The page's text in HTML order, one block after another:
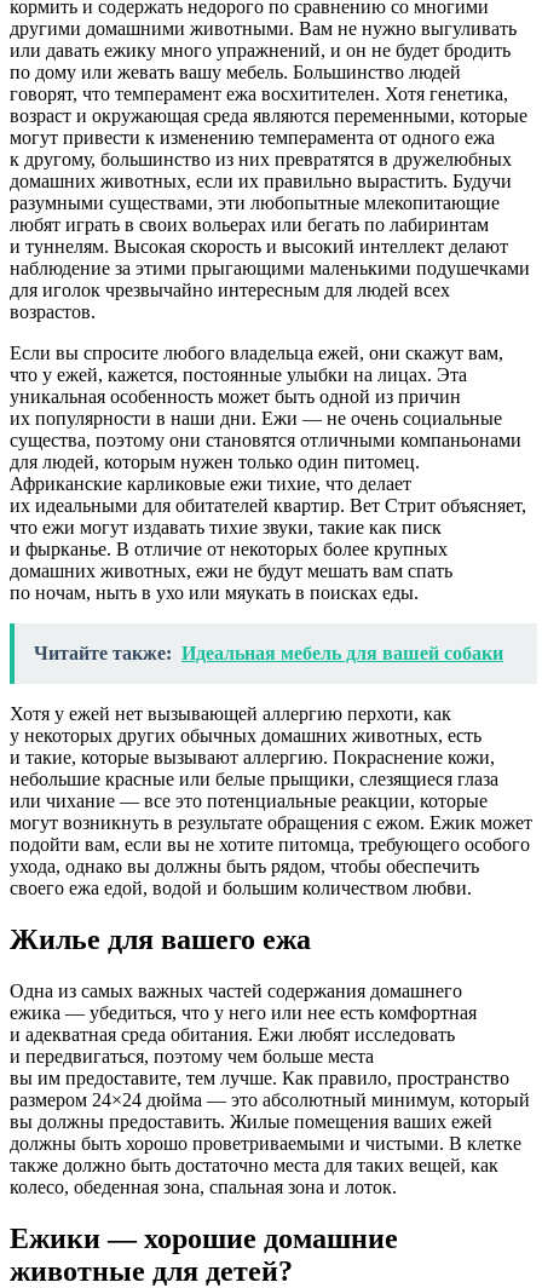
кормить и содержать недорого по сравнению со многими
другими домашними животными. Вам не нужно выгуливать
или давать ежику много упражнений, и он не будет бродить
по дому или жевать вашу мебель. Большинство людей
говорят, что темперамент ежа восхитителен. Хотя генетика,
возраст и окружающая среда являются переменными, которые
могут привести к изменению темперамента от одного ежа
к другому, большинство из них превратятся в дружелюбных
домашних животных, если их правильно вырастить. Будучи
разумными существами, эти любопытные млекопитающие
любят играть в своих вольерах или бегать по лабиринтам
и туннелям. Высокая скорость и высокий интеллект делают
наблюдение за этими прыгающими маленькими подушечками
для иголок чрезвычайно интересным для людей всех
возрастов.
Если вы спросите любого владельца ежей, они скажут вам,
что у ежей, кажется, постоянные улыбки на лицах. Эта
уникальная особенность может быть одной из причин
их популярности в наши дни. Ежи — не очень социальные
существа, поэтому они становятся отличными компаньонами
для людей, которым нужен только один питомец.
Африканские карликовые ежи тихие, что делает
их идеальными для обитателей квартир. Вет Стрит объясняет,
что ежи могут издавать тихие звуки, такие как писк
и фырканье. В отличие от некоторых более крупных
домашних животных, ежи не будут мешать вам спать
по ночам, ныть в ухо или мяукать в поисках еды.
Читайте также: Идеальная мебель для вашей собаки
Хотя у ежей нет вызывающей аллергию перхоти, как
у некоторых других обычных домашних животных, есть
и такие, которые вызывают аллергию. Покраснение кожи,
небольшие красные или белые прыщики, слезящиеся глаза
или чихание — все это потенциальные реакции, которые
могут возникнуть в результате обращения с ежом. Ежик может
подойти вам, если вы не хотите питомца, требующего особого
ухода, однако вы должны быть рядом, чтобы обеспечить
своего ежа едой, водой и большим количеством любви.
Жилье для вашего ежа
Одна из самых важных частей содержания домашнего
ежика — убедиться, что у него или нее есть комфортная
и адекватная среда обитания. Ежи любят исследовать
и передвигаться, поэтому чем больше места
вы им предоставите, тем лучше. Как правило, пространство
размером 24×24 дюйма — это абсолютный минимум, который
вы должны предоставить. Жилые помещения ваших ежей
должны быть хорошо проветриваемыми и чистыми. В клетке
также должно быть достаточно места для таких вещей, как
колесо, обеденная зона, спальная зона и лоток.
Ежики — хорошие домашние
животные для детей?